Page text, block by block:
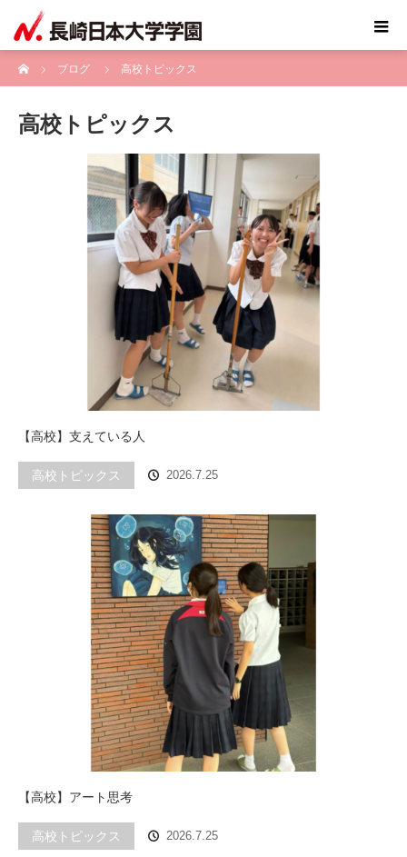
ブログ
高校トピックス
高校トピックス
【高校】支えている人
高校トピックス 2026.7.25
【高校】アート思考
高校トピックス 2026.7.25